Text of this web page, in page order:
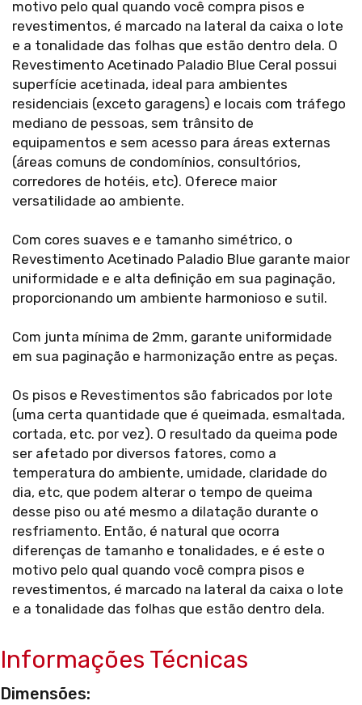
motivo pelo qual quando você compra pisos e
revestimentos, é marcado na lateral da caixa o lote
e a tonalidade das folhas que estão dentro dela. O
Revestimento Acetinado Paladio Blue Ceral possui
superfície acetinada, ideal para ambientes
residenciais (exceto garagens) e locais com tráfego
mediano de pessoas, sem trânsito de
equipamentos e sem acesso para áreas externas
(áreas comuns de condomínios, consultórios,
corredores de hotéis, etc). Oferece maior
versatilidade ao ambiente.
Com cores suaves e e tamanho simétrico, o
Revestimento Acetinado Paladio Blue garante maior
uniformidade e e alta definição em sua paginação,
proporcionando um ambiente harmonioso e sutil.
Com junta mínima de 2mm, garante uniformidade
em sua paginação e harmonização entre as peças.
Os pisos e Revestimentos são fabricados por lote
(uma certa quantidade que é queimada, esmaltada,
cortada, etc. por vez). O resultado da queima pode
ser afetado por diversos fatores, como a
temperatura do ambiente, umidade, claridade do
dia, etc, que podem alterar o tempo de queima
desse piso ou até mesmo a dilatação durante o
resfriamento. Então, é natural que ocorra
diferenças de tamanho e tonalidades, e é este o
motivo pelo qual quando você compra pisos e
revestimentos, é marcado na lateral da caixa o lote
e a tonalidade das folhas que estão dentro dela.
Informações Técnicas
Dimensões: